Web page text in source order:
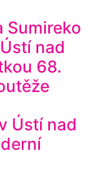
Sumireko
nad
68.
Ústí nad